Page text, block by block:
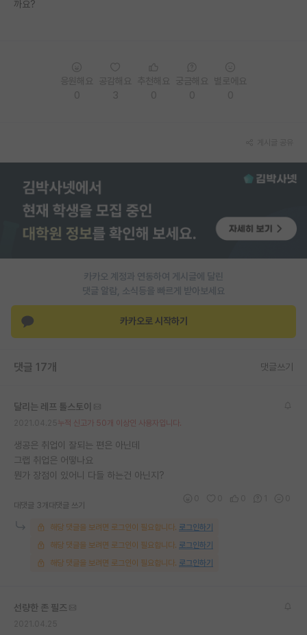
까요?
카카오 계정과 연동하여 게시글에 달린
댓글 알람, 소식등을 빠르게 받아보세요
카카오로 시작하기
댓글 17개 댓글쓰기
달리는 레프 톨스토이
누적 신고가 50개 이상인 사용자입니다.
생공은 취업이 잘되는 편은 아닌데
그랩 취업은 어떻나요
뭔가 장점이 있어니 다들 하는건 아닌지?
대댓글 3개 대댓글 쓰기
해당 댓글을 보려면 로그인이 필요합니다. 로그인하기
해당 댓글을 보려면 로그인이 필요합니다. 로그인하기
해당 댓글을 보려면 로그인이 필요합니다. 로그인하기
선량한 존 필즈